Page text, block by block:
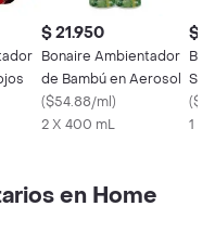
$ 21.950
Bonaire Ambientador
de Bambú en Aerosol
($54.88/ml)
2 X 400 mL
$
Set
(
1 X
en Home